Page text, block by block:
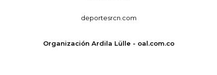
deportesrcn.com
Organización Ardila Lülle - oal.com.co